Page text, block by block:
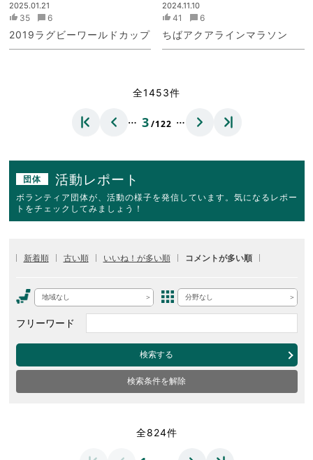
2025.01.21
35 6
2019ラグビーワールドカップ
2024.11.10
41 6
ちばアクアラインマラソン
全1453件
… 3/122 …
団体 活動レポート
ボランティア団体が、活動の様子を発信しています。気になるレポー
トをチェックしてみましょう！
新着順 古い順 いいね！が多い順 コメントが多い順
地域なし 分野なし
フリーワード
検索する
検索条件を解除
全824件